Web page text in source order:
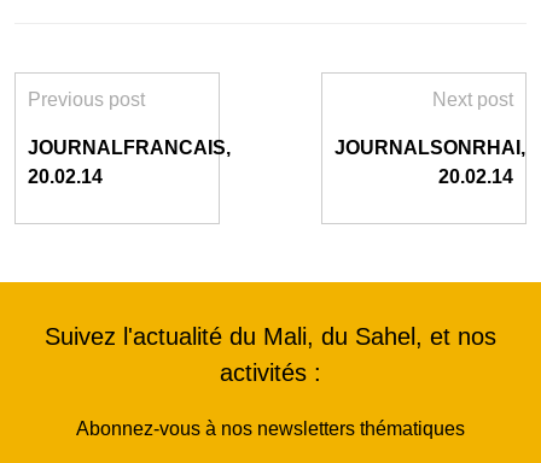
Previous post
JOURNALFRANCAIS,
20.02.14
Next post
JOURNALSONRHAI,
20.02.14
Suivez l'actualité du Mali, du Sahel, et nos
activités :
Abonnez-vous à nos newsletters thématiques